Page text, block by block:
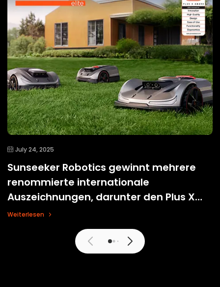
July 24, 2025
Sunseeker Robotics gewinnt mehrere
renommierte internationale
Auszeichnungen, darunter den Plus X
Award 2025
Weiterlesen